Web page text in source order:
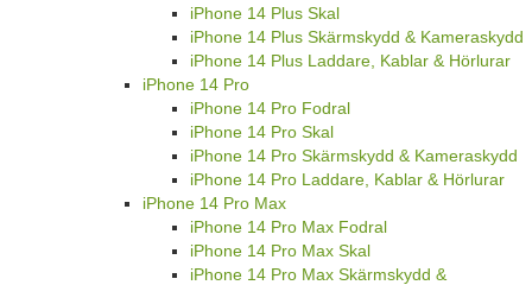
iPhone 14 Plus Skal
iPhone 14 Plus Skärmskydd & Kameraskydd
iPhone 14 Plus Laddare, Kablar & Hörlurar
iPhone 14 Pro
iPhone 14 Pro Fodral
iPhone 14 Pro Skal
iPhone 14 Pro Skärmskydd & Kameraskydd
iPhone 14 Pro Laddare, Kablar & Hörlurar
iPhone 14 Pro Max
iPhone 14 Pro Max Fodral
iPhone 14 Pro Max Skal
iPhone 14 Pro Max Skärmskydd &